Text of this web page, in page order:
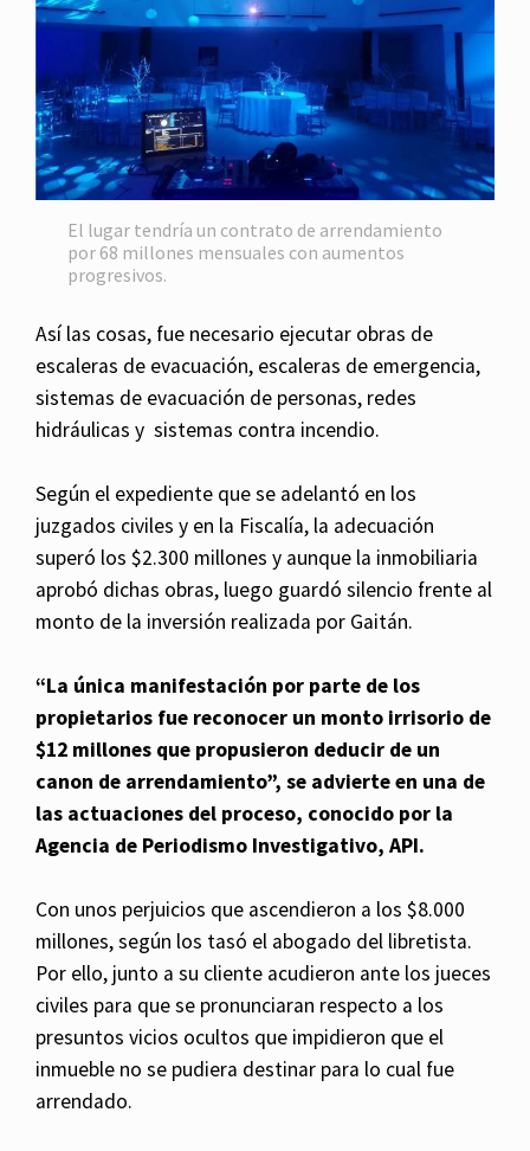
El lugar tendría un contrato de arrendamiento
por 68 millones mensuales con aumentos
progresivos.
Así las cosas, fue necesario ejecutar obras de
escaleras de evacuación, escaleras de emergencia,
sistemas de evacuación de personas, redes
hidráulicas y sistemas contra incendio.
Según el expediente que se adelantó en los
juzgados civiles y en la Fiscalía, la adecuación
superó los $2.300 millones y aunque la inmobiliaria
aprobó dichas obras, luego guardó silencio frente al
monto de la inversión realizada por Gaitán.
“La única manifestación por parte de los
propietarios fue reconocer un monto irrisorio de
$12 millones que propusieron deducir de un
canon de arrendamiento”, se advierte en una de
las actuaciones del proceso, conocido por la
Agencia de Periodismo Investigativo, API.
Con unos perjuicios que ascendieron a los $8.000
millones, según los tasó el abogado del libretista.
Por ello, junto a su cliente acudieron ante los jueces
civiles para que se pronunciaran respecto a los
presuntos vicios ocultos que impidieron que el
inmueble no se pudiera destinar para lo cual fue
arrendado.